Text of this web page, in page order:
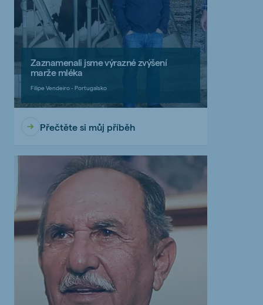
Zaznamenali jsme výrazné zvýšení
marže mléka
Filipe Vendeiro - Portugalsko
Přečtěte si můj příběh